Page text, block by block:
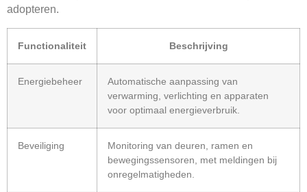
adopteren.
Functionaliteit Beschrijving
Energiebeheer
Automatische aanpassing van
verwarming, verlichting en apparaten
voor optimaal energieverbruik.
Beveiliging
Monitoring van deuren, ramen en
bewegingssensoren, met meldingen bij
onregelmatigheden.